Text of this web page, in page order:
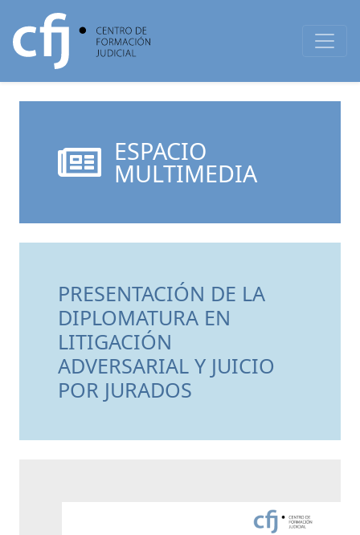
ESPACIO
MULTIMEDIA
PRESENTACIÓN DE LA
DIPLOMATURA EN
LITIGACIÓN
ADVERSARIAL Y JUICIO
POR JURADOS